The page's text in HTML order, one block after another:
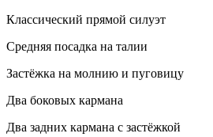
Классический прямой силуэт
Средняя посадка на талии
Застёжка на молнию и пуговицу
Два боковых кармана
Два задних кармана с застёжкой